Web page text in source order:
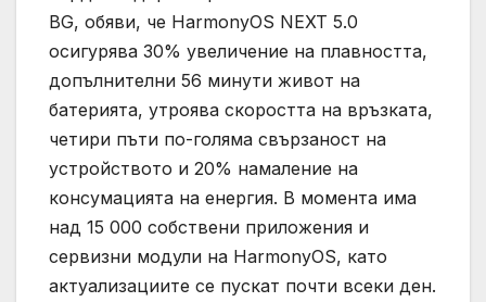
BG, обяви, че HarmonyOS NEXT 5.0
осигурява 30% увеличение на плавността,
допълнителни 56 минути живот на
батерията, утроява скоростта на връзката,
четири пъти по-голяма свързаност на
устройството и 20% намаление на
консумацията на енергия. В момента има
над 15 000 собствени приложения и
сервизни модули на HarmonyOS, като
актуализациите се пускат почти всеки ден.